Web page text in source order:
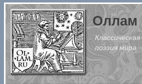
Перейти к основному содержанию
Оллам
поэзия мира